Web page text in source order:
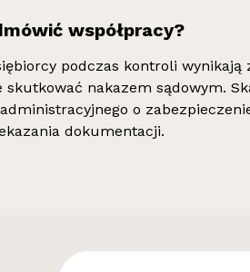
współpracy?
podczas kontroli wynikają
skutkować nakazem sądowym.
o
dokumentacji.